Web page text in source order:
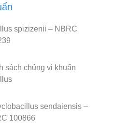
spizizenii – NBRC
sách chủng vi khuẩn
sendaiensis –
100866